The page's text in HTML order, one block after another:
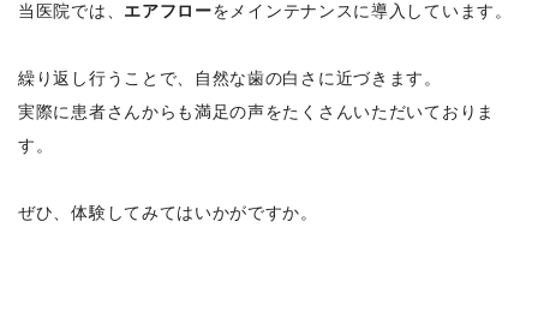
当医院では、 エアフローをメインテナンスに導入しています。
繰り返し行うことで、自然な歯の白さに近づきます。
実際に患者さんからも満足の声をたくさんいただいておりま
す。
ぜひ、体験してみてはいかがですか。